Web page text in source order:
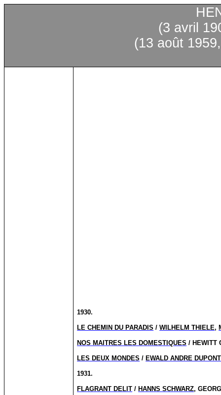
(3 avril
(13 août
1930.
LE CHEMIN DU PARADIS /WILHELM THIELE,
NOS MAITRES LES DOMESTIQUES / HEWITT
LES DEUX MONDES / EWALD ANDRE DUPONT
1931.
FLAGRANT DELIT / HANNS SCHWARZ,